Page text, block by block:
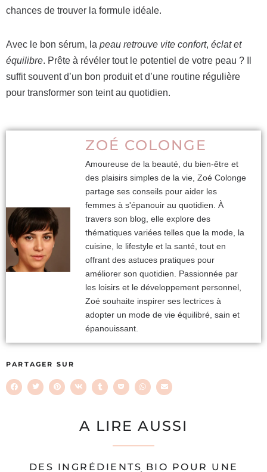
chances de trouver la formule idéale.
Avec le bon sérum, la peau retrouve vite confort, éclat et
équilibre. Prête à révéler tout le potentiel de votre peau ? Il
suffit souvent d’un bon produit et d’une routine régulière
pour transformer son teint au quotidien.
ZOÉ COLONGE
Amoureuse de la beauté, du bien-être et
des plaisirs simples de la vie, Zoé Colonge
partage ses conseils pour aider les
femmes à s'épanouir au quotidien. À
travers son blog, elle explore des
thématiques variées telles que la mode, la
cuisine, le lifestyle et la santé, tout en
offrant des astuces pratiques pour
améliorer son quotidien. Passionnée par
les loisirs et le développement personnel,
Zoé souhaite inspirer ses lectrices à
adopter un mode de vie équilibré, sain et
épanouissant.
PARTAGER SUR
A LIRE AUSSI
DES INGRÉDIENTS BIO POUR UNE